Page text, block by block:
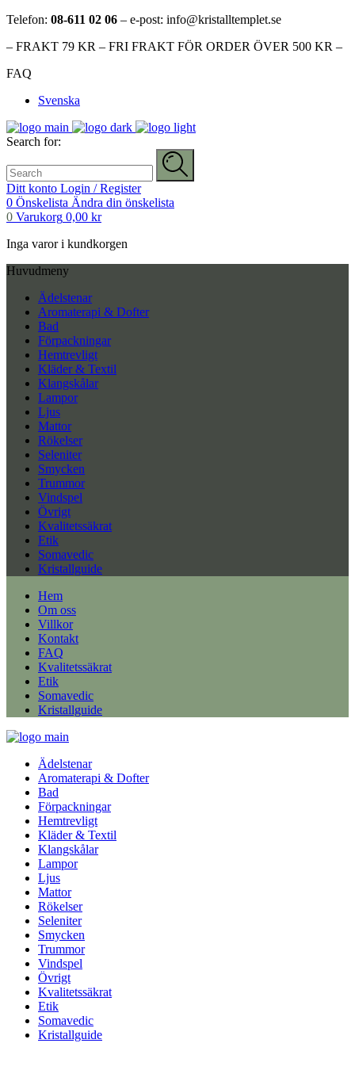
Telefon: 08-611 02 06 – e-post: info@kristalltemplet.se
– FRAKT 79 KR – FRI FRAKT FÖR ORDER ÖVER 500 KR –
FAQ
Svenska
Search for:
Ditt konto Login / Register
0 Önskelista Ändra din önskelista
0 Varukorg 0,00 kr
Inga varor i kundkorgen
Huvudmeny
Ädelstenar
Aromaterapi & Dofter
Bad
Förpackningar
Hemtrevligt
Kläder & Textil
Klangskålar
Lampor
Ljus
Mattor
Rökelser
Seleniter
Smycken
Trummor
Vindspel
Övrigt
Kvalitetssäkrat
Etik
Somavedic
Kristallguide
Hem
Om oss
Villkor
Kontakt
FAQ
Kvalitetssäkrat
Etik
Somavedic
Kristallguide
Ädelstenar
Aromaterapi & Dofter
Bad
Förpackningar
Hemtrevligt
Kläder & Textil
Klangskålar
Lampor
Ljus
Mattor
Rökelser
Seleniter
Smycken
Trummor
Vindspel
Övrigt
Kvalitetssäkrat
Etik
Somavedic
Kristallguide